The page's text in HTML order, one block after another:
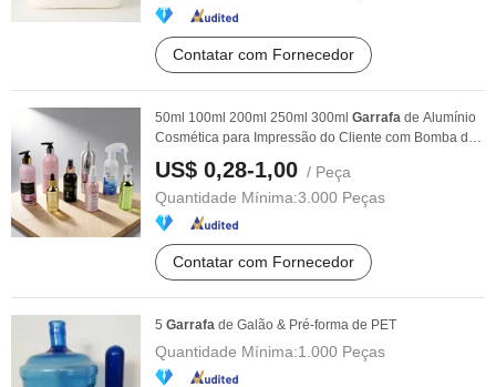
Contatar com Fornecedor
50ml 100ml 200ml 250ml 300ml Garrafa de Alumínio
Cosmética para Impressão do Cliente com Bomba de
US$ 0,28-1,00 / Peça
Quantidade Mínima:3.000 Peças
Contatar com Fornecedor
5 Garrafa de Galão & Pré-forma de PET
Quantidade Mínima:1.000 Peças